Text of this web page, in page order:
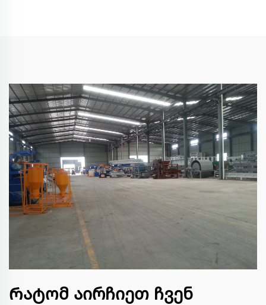
Რატომ აირჩიეთ ჩვენ